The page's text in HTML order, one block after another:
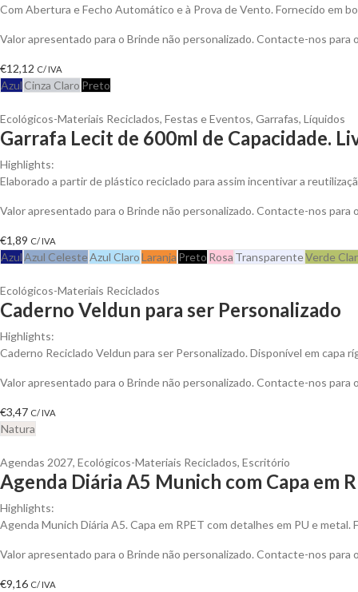
Com Abertura e Fecho Automático e à Prova de Vento. Fornecido em
Valor apresentado para o Brinde não personalizado. Contacte-nos
€12,12 C/ IVA
Azul Cinza Claro Preto
Ecológicos-Materiais Reciclados, Festas e Eventos, Garrafas, Líquidos
Garrafa Lecit de 600ml de Capacidade.
Highlights:
Elaborado a partir de plástico reciclado para assim incentivar a
Valor apresentado para o Brinde não personalizado. Contacte-nos
€1,89 C/ IVA
AzulAzul CelesteAzul ClaroLaranja Preto Rosa TransparenteVerde
Ecológicos-Materiais Reciclados
Caderno Veldun para ser Personalizado
Highlights:
Caderno Reciclado Veldun para ser Personalizado. Disponível em capa
Valor apresentado para o Brinde não personalizado. Contacte-nos
€3,47 C/ IVA
Natura
Agendas 2027, Ecológicos-Materiais Reciclados, Escritório
Agenda Diária A5 Munich com Capa em
Highlights:
Agenda Munich Diária A5. Capa em RPET com detalhes em PU e metal.
Valor apresentado para o Brinde não personalizado. Contacte-nos
€9,16 C/ IVA